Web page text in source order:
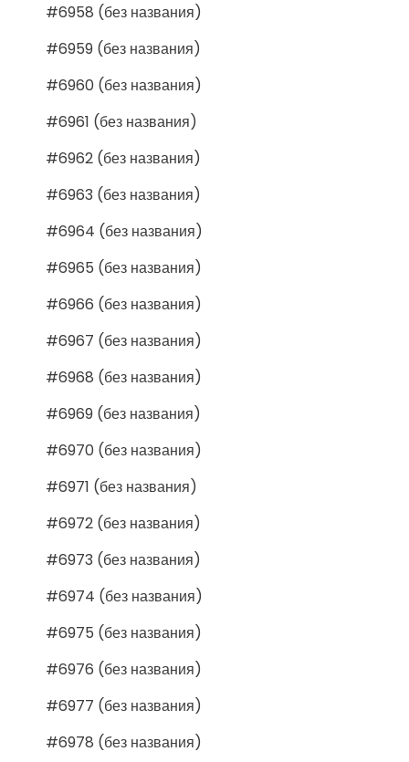
#6958 (без названия)
#6959 (без названия)
#6960 (без названия)
#6961 (без названия)
#6962 (без названия)
#6963 (без названия)
#6964 (без названия)
#6965 (без названия)
#6966 (без названия)
#6967 (без названия)
#6968 (без названия)
#6969 (без названия)
#6970 (без названия)
#6971 (без названия)
#6972 (без названия)
#6973 (без названия)
#6974 (без названия)
#6975 (без названия)
#6976 (без названия)
#6977 (без названия)
#6978 (без названия)